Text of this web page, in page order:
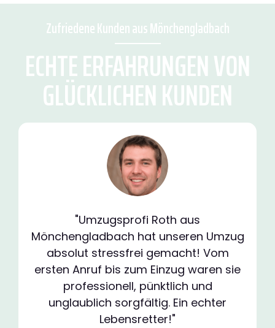
Zufriedene Kunden aus Mönchengladbach
ECHTE ERFAHRUNGEN VON
GLÜCKLICHEN KUNDEN
"Umzugsprofi Roth aus
Mönchengladbach hat unseren Umzug
absolut stressfrei gemacht! Vom
ersten Anruf bis zum Einzug waren sie
professionell, pünktlich und
unglaublich sorgfältig. Ein echter
Lebensretter!"